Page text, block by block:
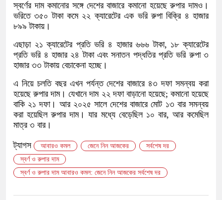
স্বর্ণের দাম কমানোর সঙ্গে দেশের বাজারে কমানো হয়েছে রুপার দামও।
ভরিতে ৩৫০ টাকা কমে ২২ ক্যারেটের এক ভরি রুপা বিক্রি ৪ হাজার
৮৯৯ টাকায়।
এছাড়া ২১ ক্যারেটের প্রতি ভরি ৪ হাজার ৬৬৬ টাকা, ১৮ ক্যারেটের
প্রতি ভরি ৪ হাজার ২৪ টাকা এবং সনাতন পদ্ধতির প্রতি ভরি রুপা ৩
হাজার ৩৩ টাকায় বেচাকেনা হচ্ছে।
এ নিয়ে চলতি বছর এখন পর্যন্ত দেশের বাজারে ৪৩ দফা সমন্বয় করা
হয়েছে রুপার দাম। যেখানে দাম ২২ দফা বাড়ানো হয়েছে; কমানো হয়েছে
বাকি ২১ দফা। আর ২০২৫ সালে দেশের বাজারে মোট ১৩ বার সমন্বয়
করা হয়েছিল রুপার দাম। যার মধ্যে বেড়েছিল ১০ বার, আর কমেছিল
মাত্র ৩ বার।
ট্যাগস আবারও কমল জেনে নিন আজকের
সর্বশেষ দর
স্বর্ণ ও রুপার দাম
স্বর্ণ ও রুপার দাম আবারও কমল: জেনে নিন আজকের সর্বশেষ দর